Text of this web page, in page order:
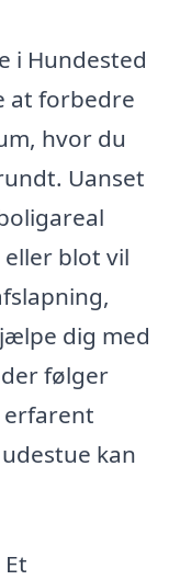
i Hundested
at forbedre
hvor du
Uanset
blot vil
dig med
følger
erfarent
kan
Et